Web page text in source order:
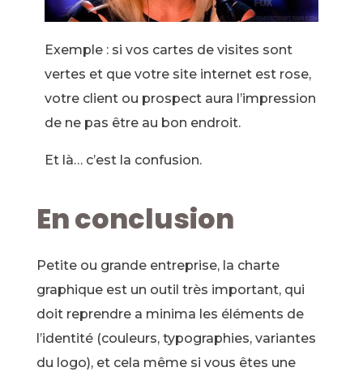
Exemple : si vos cartes de visites sont
vertes et que votre site internet est rose,
votre client ou prospect aura l’impression
de ne pas être au bon endroit.
Et là… c’est la confusion.
En conclusion
Petite ou grande entreprise, la charte
graphique est un outil très important, qui
doit reprendre a minima les éléments de
l’identité (couleurs, typographies, variantes
du logo), et cela même si vous êtes une